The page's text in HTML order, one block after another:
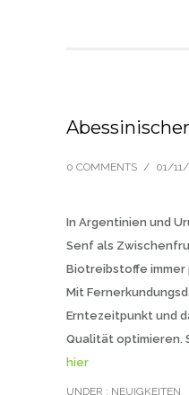
0 COMMENTS / 01/
In Argentinien und
Senf als
Biotreibstoffe immer
Mit
Erntezeitpunkt und
Qualität optimieren.
hier
UNDER : NEUIGKEITEN